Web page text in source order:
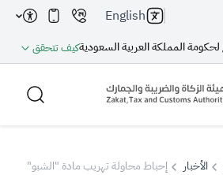
المملكة العربية السعوديةكيف تتحقق
English
الأخبار إحباط محاولة تهريب مادة "الشبو"